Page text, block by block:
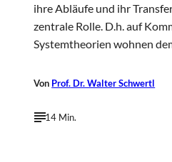
ihre Abläufe und ihr
zentrale Rolle. D.h. auf
Systemtheorien wohnen
Von Prof. Dr. Walter Schwertl
14 Min.